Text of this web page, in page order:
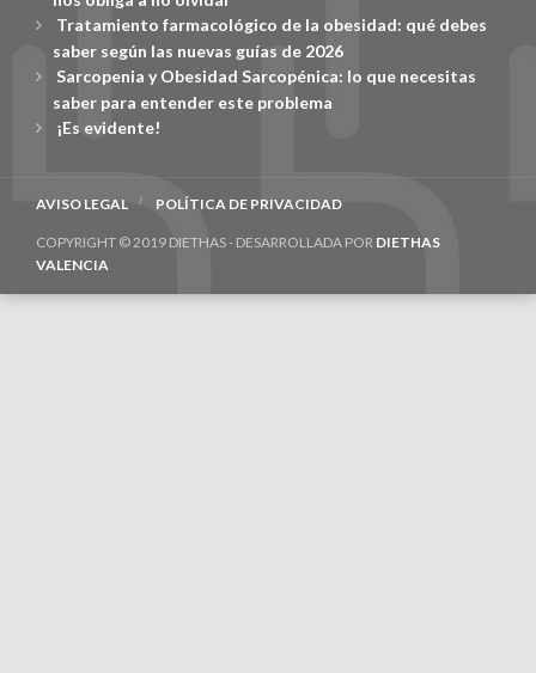
Tratamiento farmacológico de la obesidad: qué debes
saber según las nuevas guías de 2026
Sarcopenia y Obesidad Sarcopénica: lo que necesitas
saber para entender este problema
¡Es evidente!
AVISO LEGAL POLÍTICA DE PRIVACIDAD
COPYRIGHT © 2019 DIETHAS - DESARROLLADA POR DIETHAS
VALENCIA